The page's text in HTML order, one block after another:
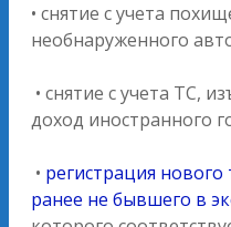
• снятие с учета
необнаруженного
• снятие с учета ТС,
доход иностранного
• регистрация нового
ранее не бывшего в